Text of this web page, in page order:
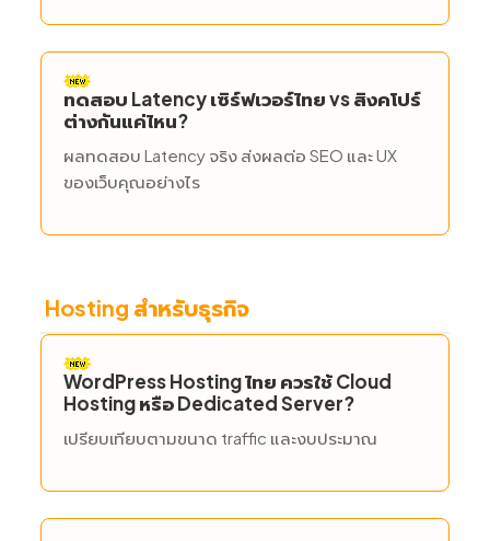
ทดสอบ Latency เซิร์ฟเวอร์ไทย vs สิงคโปร์
ต่างกันแค่ไหน?
ผลทดสอบ Latency จริง ส่งผลต่อ SEO และ UX
ของเว็บคุณอย่างไร
Hosting สำหรับธุรกิจ
WordPress Hosting ไทย ควรใช้ Cloud
Hosting หรือ Dedicated Server?
เปรียบเทียบตามขนาด traffic และงบประมาณ